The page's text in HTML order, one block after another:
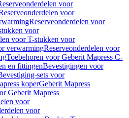
voor
voor
Reserveonderdelen voor
voor
voor T-stukken voor
verwarmingReserveonderdelen voor
Toebehoren voor Geberit Mapress C-
en fittingenBevestigingen voor
sets voor
koperGeberit Mapress
Geberit Mapress
voor
voor